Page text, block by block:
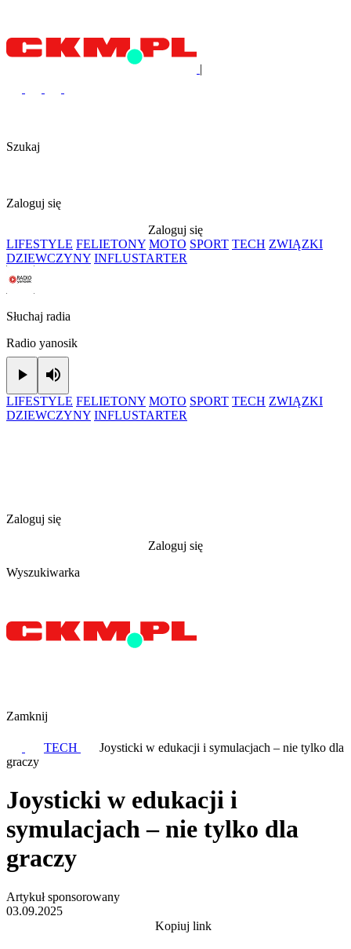
|
Szukaj
Zaloguj się
Zaloguj się
LIFESTYLE FELIETONY MOTO SPORT TECH ZWIĄZKI
DZIEWCZYNY INFLUSTARTER
Słuchaj radia
Radio yanosik
Play
LIFESTYLE FELIETONY MOTO SPORT TECH ZWIĄZKI
DZIEWCZYNY INFLUSTARTER
Zaloguj się
Zaloguj się
Wyszukiwarka
Zamknij
TECH
Joysticki w edukacji i symulacjach – nie tylko dla
graczy
Joysticki w edukacji i
symulacjach – nie tylko dla
graczy
Artykuł sponsorowany
03.09.2025
Kopiuj link